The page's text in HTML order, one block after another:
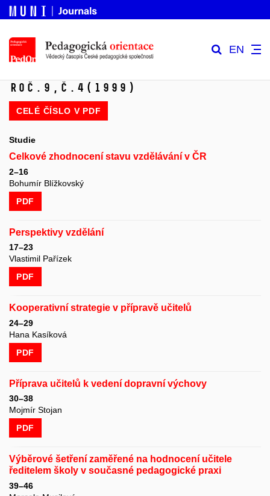
EN
Roč.9, č.4 (1999)
CELÉ ČÍSLO V PDF
Studie
Celkové zhodnocení stavu vzdělávání v ČR
2–16
Bohumír Blížkovský
PDF
Perspektivy vzdělání
17–23
Vlastimil Pařízek
PDF
Kooperativní strategie v přípravě učitelů
24–29
Hana Kasíková
PDF
Příprava učitelů k vedení dopravní výchovy
30–38
Mojmír Stojan
PDF
Výběrové šetření zaměřené na hodnocení učitele
ředitelem školy v současné pedagogické praxi
39–46